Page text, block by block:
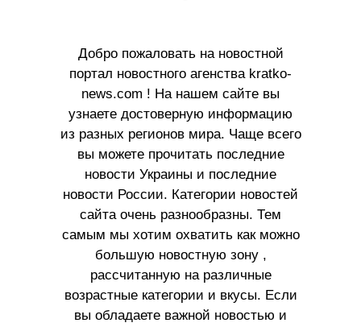
Добро пожаловать на новостной
портал новостного агенства kratko-
news.com ! На нашем сайте вы
узнаете достоверную информацию
из разных регионов мира. Чаще всего
вы можете прочитать последние
новости Украины и последние
новости России. Категории новостей
сайта очень разнообразны. Тем
самым мы хотим охватить как можно
большую новостную зону ,
рассчитанную на различные
возрастные категории и вкусы. Если
вы обладаете важной новостью и